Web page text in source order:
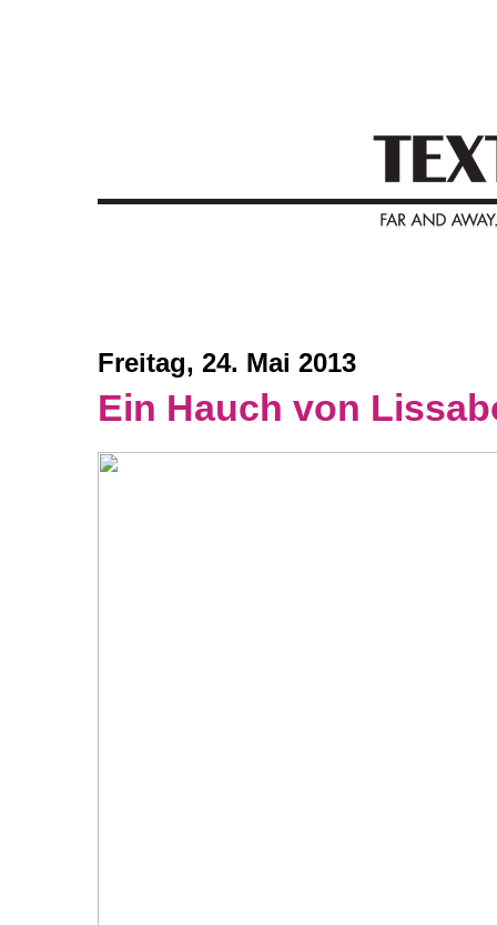
Freitag, 24. Mai 2013
Ein Hauch von